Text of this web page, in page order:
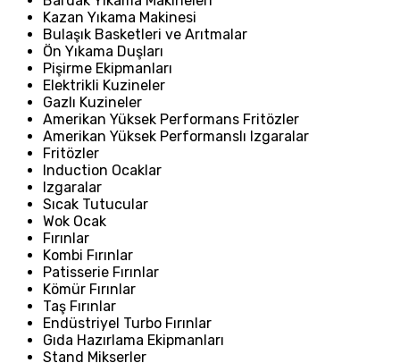
Kazan Yıkama Makinesi
Bulaşık Basketleri ve Arıtmalar
Ön Yıkama Duşları
Pişirme Ekipmanları
Elektrikli Kuzineler
Gazlı Kuzineler
Amerikan Yüksek Performans Fritözler
Amerikan Yüksek Performanslı Izgaralar
Fritözler
Induction Ocaklar
Izgaralar
Sıcak Tutucular
Wok Ocak
Fırınlar
Kombi Fırınlar
Patisserie Fırınlar
Kömür Fırınlar
Taş Fırınlar
Endüstriyel Turbo Fırınlar
Gıda Hazırlama Ekipmanları
Stand Mikserler